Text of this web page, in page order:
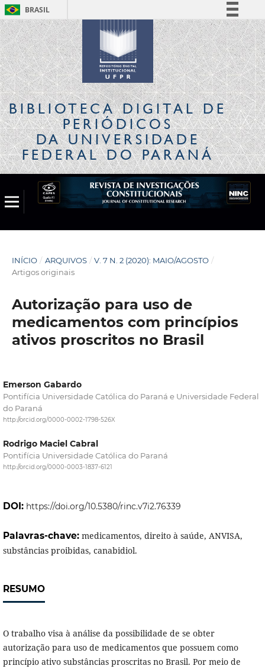
BRASIL
Simplifique!
Comunica BR
Participe
Acesso à informação
Legislação
Canais
BIBLIOTECA DIGITALDE
PERIÓDICOS
DA UNIVERSIDADE
FEDERAL DO PARANÁ
INÍCIO / ARQUIVOS / V. 7 N. 2 (2020): MAIO/AGOSTO /
Artigos originais
Autorização para uso de
medicamentos com princípios
ativos proscritos no Brasil
Emerson Gabardo
Pontifícia Universidade Católica do Paraná e Universidade Federal
do Paraná
http://orcid.org/0000-0002-1798-526X
Rodrigo Maciel Cabral
Pontifícia Universidade Católica do Paraná
http://orcid.org/0000-0003-1837-6121
DOI: https://doi.org/10.5380/rinc.v7i2.76339
Palavras-chave: medicamentos, direito à saúde, ANVISA,
substâncias proibidas, canabidiol.
RESUMO
O trabalho visa à análise da possibilidade de se obter
autorização para uso de medicamentos que possuem como
princípio ativo substâncias proscritas no Brasil. Por meio de